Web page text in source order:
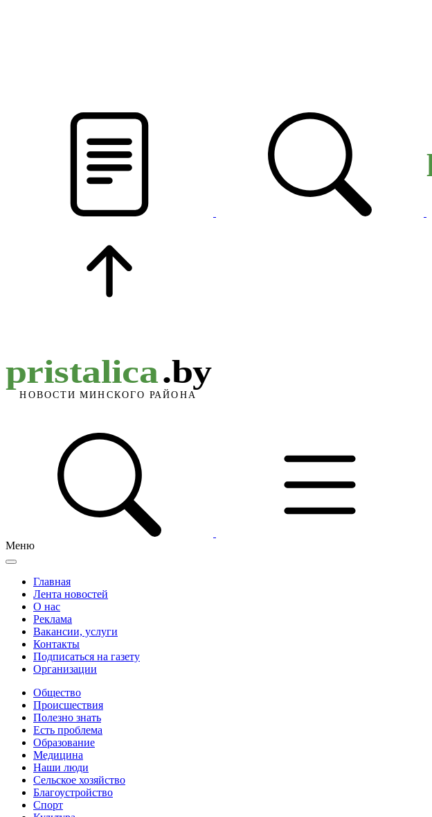
Меню
Главная
Лента новостей
О нас
Реклама
Вакансии, услуги
Контакты
Подписаться на газету
Организации
Общество
Происшествия
Полезно знать
Есть проблема
Образование
Медицина
Наши люди
Сельское хозяйство
Благоустройство
Спорт